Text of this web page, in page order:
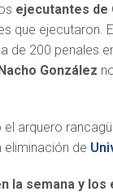
ejecutantes de
que ejecutaron.
de 200 penales
González
arquero
de
la semana y